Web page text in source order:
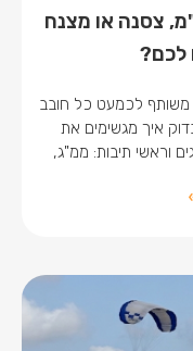
צסנה או מצנח
לכם?
משותף לכמעט כל חובב
איך מגשימים את
וראשי תיבות: ממ"ג,